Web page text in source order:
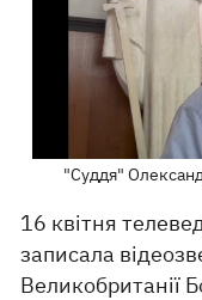
"Суддя"
16 квітня
записала
Великобританії